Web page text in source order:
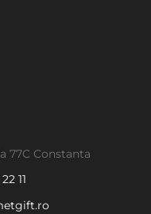
77C Constanta
11